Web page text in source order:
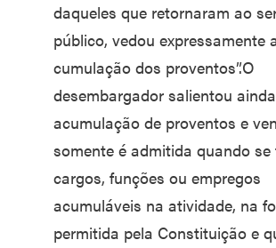
daqueles que retornaram ao
público, vedou expressamente
cumulação dos proventos”.O
desembargador salientou
acumulação de proventos e
somente é admitida quando
cargos, funções ou empregos
acumuláveis na atividade, na
permitida pela Constituição e